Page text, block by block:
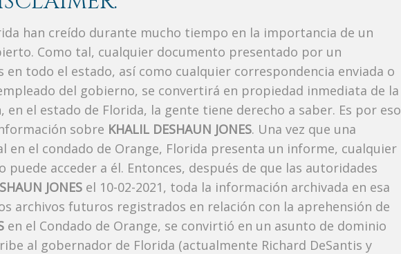
han creído durante mucho tiempo en la importancia de un
Como tal, cualquier documento presentado por un
todo el estado, así como cualquier correspondencia enviada o
del gobierno, se convertirá en propiedad inmediata de la
en el estado de Florida, la gente tiene derecho a saber. Es por eso
sobre KHALIL DESHAUN JONES. Una vez que una
en el condado de Orange, Florida presenta un informe, cualquier
puede acceder a él. Entonces, después de que las autoridades
JONES el 10-02-2021, toda la información archivada en esa
archivos futuros registrados en relación con la aprehensión de
en el Condado de Orange, se convirtió en un asunto de dominio
al gobernador de Florida (actualmente Richard DeSantis y